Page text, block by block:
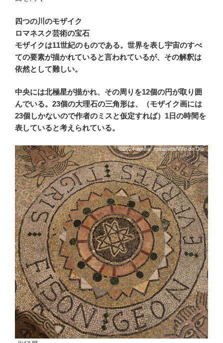
四つの川のモザイク
ロマネスク芸術の宝石
モザイクは11世紀のものである。世界を表し宇宙のすべ
ての要素が描かれていると言われているが、その解釈は
依然として難しい。
中央には北極星が描かれ、その周りを12個の円が取り囲
んでいる。23個の大理石の三角形は、（モザイク画には
23個しかないので作者のミスと仮定すれば）1日の時間を
表していると考えられている。